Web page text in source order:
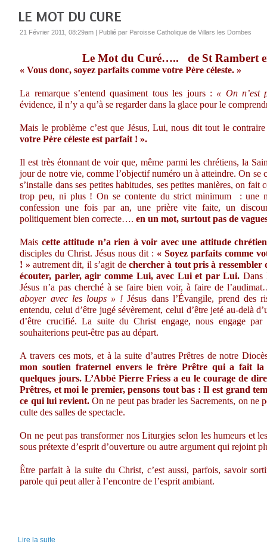
LE MOT DU CURE
21 Février 2011, 08:29am | Publié par Paroisse Catholique de Villars les Dombes
Le Mot du Curé….. de St Rambert
« Vous donc, soyez parfaits comme votre Père céleste. »
La remarque s’entend quasiment tous les jours : « On
évidence, il n’y a qu’à se regarder dans la glace pour le
Mais le problème c’est que Jésus, Lui, nous dit tout le
votre Père céleste est parfait ! ».
Il est très étonnant de voir que, même parmi les chrétiens, la
jour de notre vie, comme l’objectif numéro un à atteindre. On se
s’installe dans ses petites habitudes, ses petites manières, on
trop peu, ni plus ! On se contente du strict minimum
: une
confession une fois par an, une prière vite faite, un
politiquement bien correcte…. en un mot, surtout pas de
Mais cette attitude n’a rien à voir avec une attitude
disciples du Christ. Jésus nous dit : « Soyez parfaits comme
! » autrement dit, il s’agit de chercher à tout pris à
écouter, parler, agir comme Lui, avec Lui et par Lui. Dans
Jésus n’a pas cherché à se faire bien voir, à faire de
aboyer avec les loups » ! Jésus dans l’Évangile, prend des
entendu, celui d’être jugé sévèrement, celui d’être jeté au-delà
d’être crucifié. La suite du Christ engage, nous engage
souhaiterions peut-être pas au départ.
A travers ces mots, et à la suite d’autres Prêtres de notre
mon soutien fraternel envers le frère Prêtre qui a fait
quelques jours. L’Abbé Pierre Friess a eu le courage de
Prêtres, et moi le premier, pensons tout bas : Il est grand
ce qui lui revient. On ne peut pas brader les Sacrements, on ne
culte des salles de spectacle.
On ne peut pas transformer nos Liturgies selon les humeurs et
sous prétexte d’esprit d’ouverture ou autre argument qui rejoint
Être parfait à la suite du Christ, c’est aussi, parfois, savoir
parole qui peut aller à l’encontre de l’esprit ambiant.
Lire la suite